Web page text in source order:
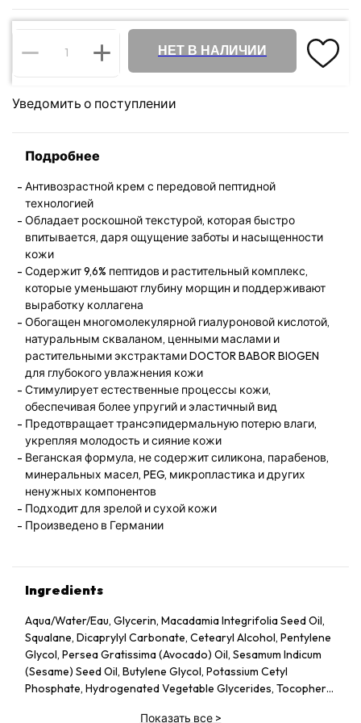
НЕТ В НАЛИЧИИ
Уведомить о поступлении
Подробнее
Антивозрастной крем с передовой пептидной
технологией
Обладает роскошной текстурой, которая быстро
впитывается, даря ощущение заботы и насыщенности
кожи
Содержит 9,6% пептидов и растительный комплекс,
которые уменьшают глубину морщин и поддерживают
выработку коллагена
Обогащен многомолекулярной гиалуроновой кислотой,
натуральным скваланом, ценными маслами и
растительными экстрактами DOCTOR BABOR BIOGEN
для глубокого увлажнения кожи
Стимулирует естественные процессы кожи,
обеспечивая более упругий и эластичный вид
Предотвращает трансэпидермальную потерю влаги,
укрепляя молодость и сияние кожи
Веганская формула, не содержит силикона, парабенов,
минеральных масел, PEG, микропластика и других
ненужных компонентов
Подходит для зрелой и сухой кожи
Произведено в Германии
Ingredients
Aqua/Water/Eau, Glycerin, Macadamia Integrifolia Seed Oil,
Squalane, Dicaprylyl Carbonate, Cetearyl Alcohol, Pentylene
Glycol, Persea Gratissima (Avocado) Oil, Sesamum Indicum
(Sesame) Seed Oil, Butylene Glycol, Potassium Cetyl
Phosphate, Hydrogenated Vegetable Glycerides, Tocopheryl
Показать все>